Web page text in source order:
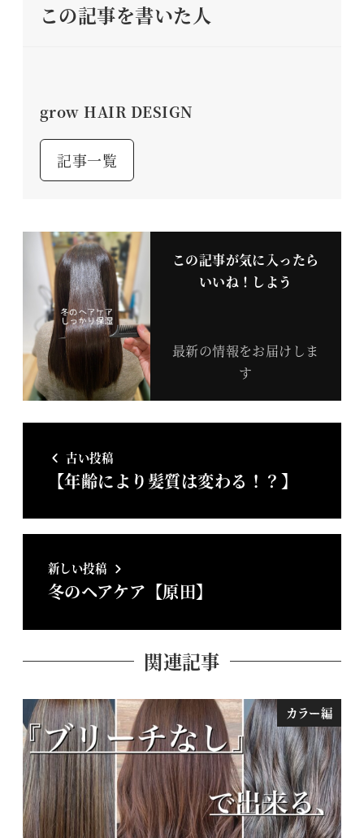
この記事を書いた人
grow HAIR DESIGN
記事一覧
この記事が気に入ったら
いいね！しよう
最新の情報をお届けしま
す
古い投稿
【年齢により髪質は変わる！？】
新しい投稿
冬のヘアケア【原田】
関連記事
カラー編